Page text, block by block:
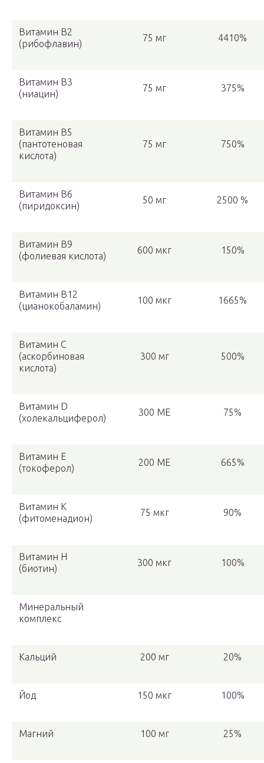
Витамин В2
(рибофлавин)
75 мг 4410%
Витамин В3
(ниацин)
75 мг 375%
Витамин В5
(пантотеновая
кислота)
75 мг 750%
Витамин B6
(пиридоксин)
50 мг 2500 %
Витамин В9
(фолиевая кислота)
600 мкг 150%
Витамин B12
(цианокобаламин)
100 мкг 1665%
Витамин C
(аскорбиновая
кислота)
300 мг 500%
Витамин D
(холекальциферол)
300 МЕ 75%
Витамин E
(токоферол)
200 МЕ 665%
Витамин K
(фитоменадион)
75 мкг 90%
Витамин Н
(биотин)
300 мкг 100%
Минеральный
комплекс
Кальций 200 мг 20%
Йод 150 мкг 100%
Магний 100 мг 25%